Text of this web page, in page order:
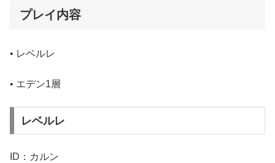
プレイ内容
• レベルレ
• エデン1層
レベルレ
ID：カルン